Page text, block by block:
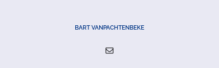
BART VANPACHTENBEKE